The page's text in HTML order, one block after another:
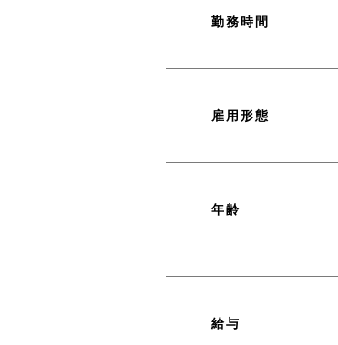
勤務時間
雇用形態
年齢
給与